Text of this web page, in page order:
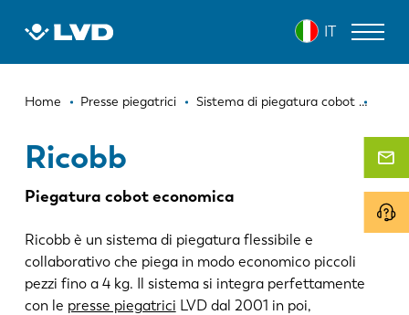
IT
Briciole
pane
Home Presse piegatrici Sistema di piegatura cobot
Ricobb
Piegatura cobot economica
Ricobb è un sistema di piegatura flessibile e
collaborativo che piega in modo economico piccoli
pezzi fino a 4 kg. Il sistema si integra perfettamente
con le presse piegatrici LVD dal 2001 in poi,
RICOBB
MACCHINE PER IL TAGLIO LASER
CESOIE
SOFTWARE